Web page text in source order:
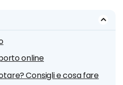
online
Consigli e cosa fare